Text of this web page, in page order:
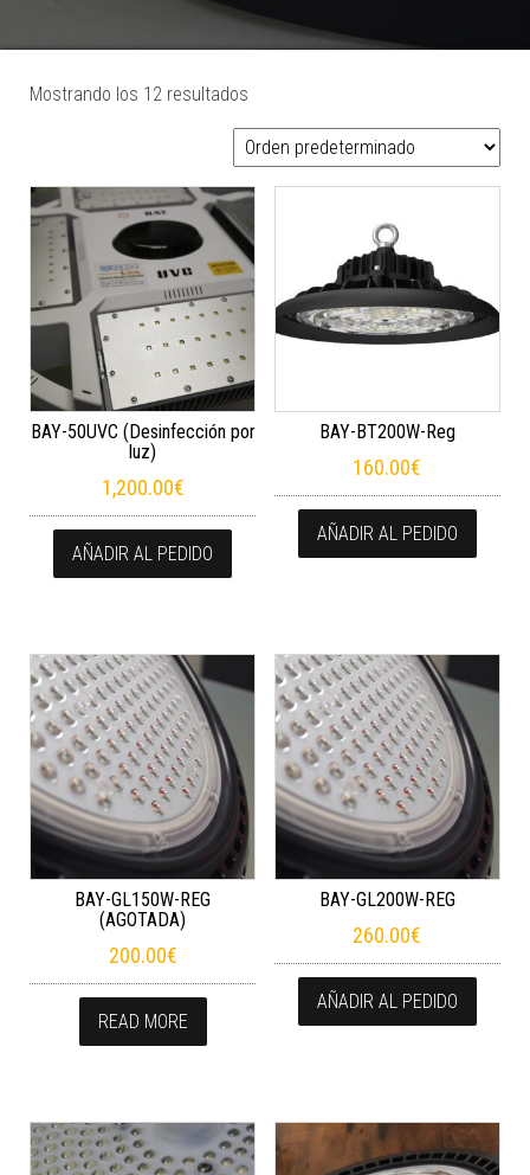
Mostrando los 12 resultados
BAY-50UVC (Desinfección por
luz)
1,200.00€
AÑADIR AL PEDIDO
BAY-BT200W-Reg
160.00€
AÑADIR AL PEDIDO
BAY-GL150W-REG
(AGOTADA)
200.00€
READ MORE
BAY-GL200W-REG
260.00€
AÑADIR AL PEDIDO